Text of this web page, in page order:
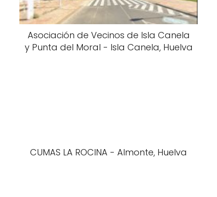
Asociación de Vecinos de Isla Canela
y Punta del Moral - Isla Canela, Huelva
CUMAS LA ROCINA - Almonte, Huelva